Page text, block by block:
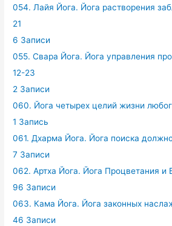
054. Лайя Йога. Йога растворения
21
6 Записи
055. Свара Йога. Йога управления
12-23
2 Записи
060. Йога четырех целий жизни
1 Запись
061. Дхарма Йога. Йога поиска
7 Записи
062. Артха Йога. Йога Процветания и
96 Записи
063. Кама Йога. Йога законных
46 Записи